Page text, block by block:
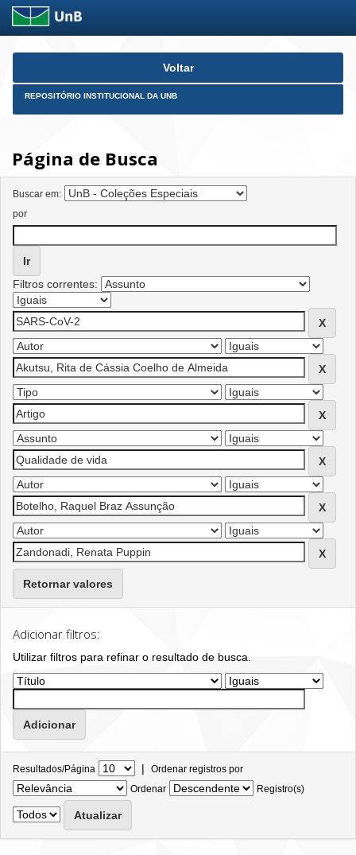
Skip
Voltar
REPOSITÓRIO INSTITUCIONAL DA UNB
Página de Busca
Buscar em:
por
Filtros correntes:
Retornar valores
Adicionar filtros:
Utilizar filtros para refinar o resultado de busca.
Resultados/Página | Ordenar registros por
Ordenar
Registro(s)